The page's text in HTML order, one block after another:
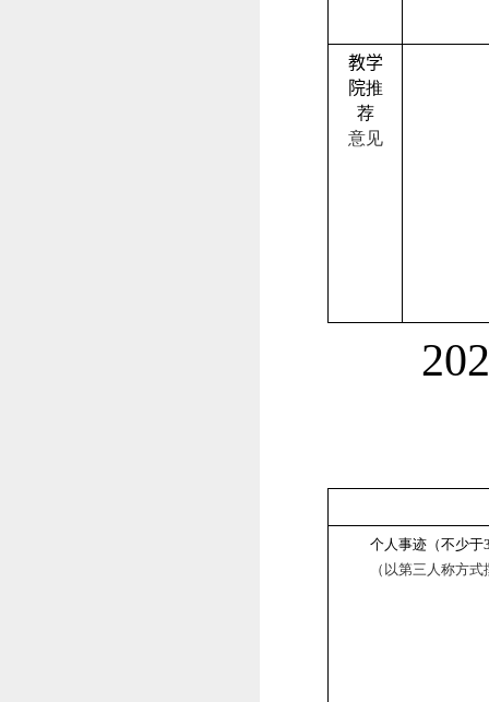
教学
院推
荐
意见
202
个人事迹（不少于
（以第三人称方